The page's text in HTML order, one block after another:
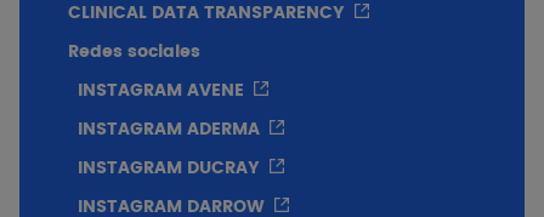
CLINICAL DATA TRANSPARENCY
Redes sociales
INSTAGRAM AVENE
INSTAGRAM ADERMA
INSTAGRAM DUCRAY
INSTAGRAM DARROW